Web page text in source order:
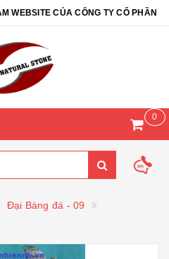
CỦA CÔNG TY CỔ PHẦN ĐÁ
0
Đại Bàng đá - 09